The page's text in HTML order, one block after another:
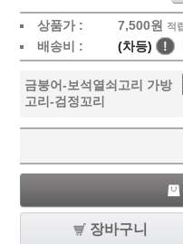
상품가 : 7,500원 적
배송비 : (차등) !
금붕어-보석열쇠고리 가방
고리-검정꼬리
장바구니